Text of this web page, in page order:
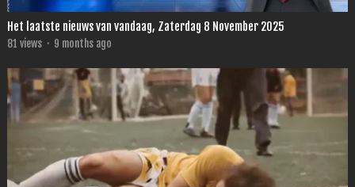
Het laatste nieuws van vandaag, Zaterdag 8 November 2025
81 views · 9 months ago